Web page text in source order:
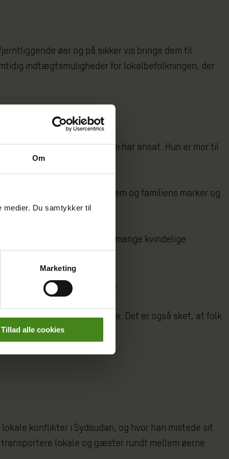
Om
medier. Du samtykker til
Marketing
Tillad alle cookies
øer og på sikker vis bringe dem til
indtægtsmuligheder for lokalbefolkningen, der
en af de kanoførere, Oxfam har ansat. Hun er mor til
egen kano mellem sit hjem og familiens marker og
at ro en kano. Men der er mange kvindelige
der har brug for hjælp.
folk er meget tålmodige. Det er også sket, at folk
konflikter i Sydsudan, og hvor han mistede sit
lokale og gæster rundt mellem øerne